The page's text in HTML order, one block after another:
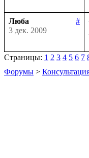
Люба
#
3 дек. 2009
Страницы: 1 2 3 4 5 6 7
Форумы >